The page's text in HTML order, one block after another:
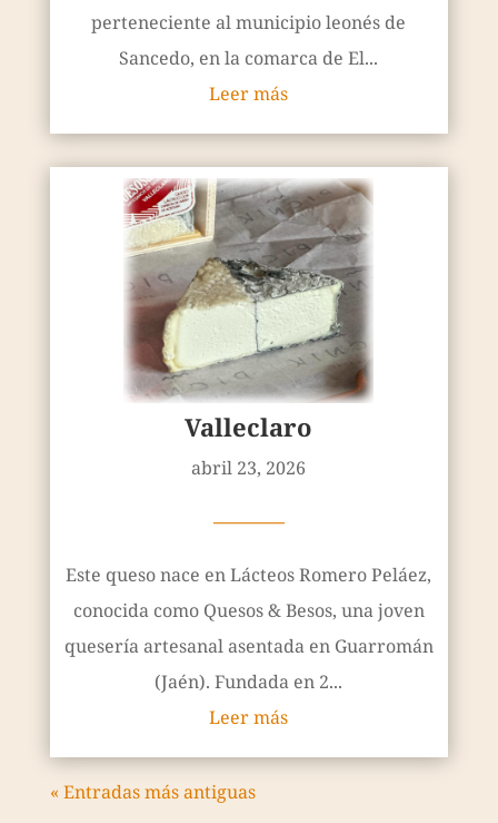
perteneciente al municipio leonés de
Sancedo, en la comarca de El...
Leer más
Valleclaro
abril 23, 2026
————
Este queso nace en Lácteos Romero Peláez,
conocida como Quesos & Besos, una joven
quesería artesanal asentada en Guarromán
(Jaén). Fundada en 2...
Leer más
« Entradas más antiguas